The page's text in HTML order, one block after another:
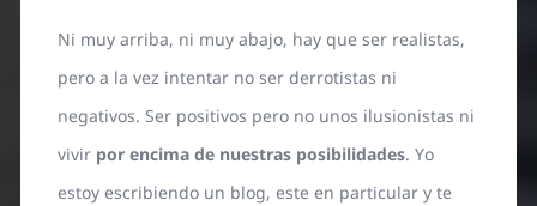
Ni muy arriba, ni muy abajo, hay que ser realistas,
pero a la vez intentar no ser derrotistas ni
negativos. Ser positivos pero no unos ilusionistas ni
vivir por encima de nuestras posibilidades. Yo
estoy escribiendo un blog, este en particular y te